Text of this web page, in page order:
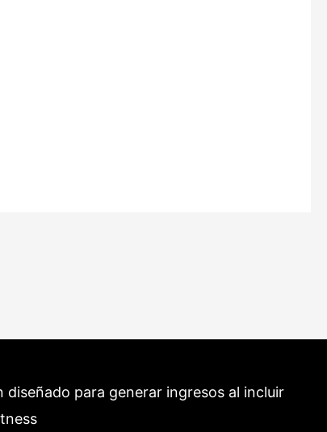
para generar ingresos al incluir